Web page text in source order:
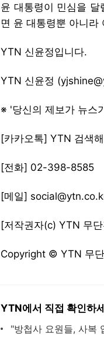
윤 대통령이 민심을
면 윤 대통령뿐 아니라
YTN 신윤정입니다.
YTN 신윤정
※ '당신의 제보가 뉴스
[카카오톡] YTN 검색
[전화] 02-398-8585
[메일]
[저작권자(c) YTN 무
Copyright © YTN 무
YTN에서 직접 확인하